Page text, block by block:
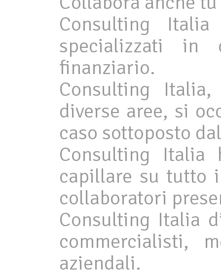
Consulting
specializzati in
finanziario.
Consulting
diverse aree, si
caso sottoposto
Consulting Italia
capillare su tutto
collaboratori
Consulting Italia
commercialisti,
aziendali.